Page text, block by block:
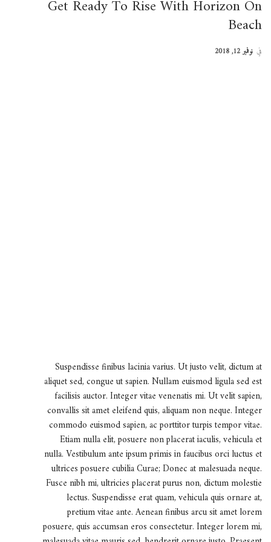
Get Ready To Rise With Horizon On
Beach
في نوفمبر 12, 2018
Suspendisse finibus lacinia varius. Ut justo velit, dictum at
aliquet sed, congue ut sapien. Nullam euismod ligula sed est
facilisis auctor. Integer vitae venenatis mi. Ut velit sapien,
convallis sit amet eleifend quis, aliquam non neque. Integer
commodo euismod sapien, ac porttitor turpis tempor vitae.
Etiam nulla elit, posuere non placerat iaculis, vehicula et
nulla. Vestibulum ante ipsum primis in faucibus orci luctus et
ultrices posuere cubilia Curae; Donec at malesuada neque.
Fusce nibh mi, ultricies placerat purus non, dictum molestie
lectus. Suspendisse erat quam, vehicula quis ornare at,
pretium vitae ante. Aenean finibus arcu sit amet lorem
posuere, quis accumsan eros consectetur. Integer lorem mi,